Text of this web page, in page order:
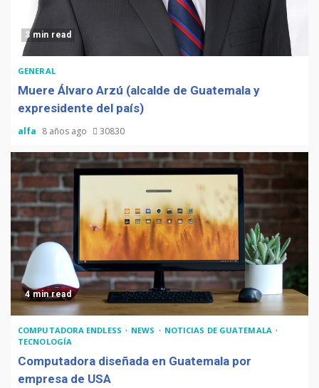
3 min read
GENERAL
Muere Álvaro Arzú (alcalde de Guatemala y
expresidente del país)
alfa 8 años ago 30830
4 min read
COMPUTADORA ENDLESS NEWS
NOTICIAS DE GUATEMALA
TECNOLOGÍA
Computadora diseñada en Guatemala por
empresa de USA